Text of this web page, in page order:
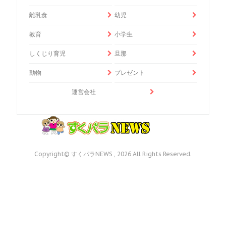
離乳食 幼児
教育 小学生
しくじり育児 旦那
動物 プレゼント
運営会社
Copyright© すくパラNEWS , 2026 All Rights Reserved.